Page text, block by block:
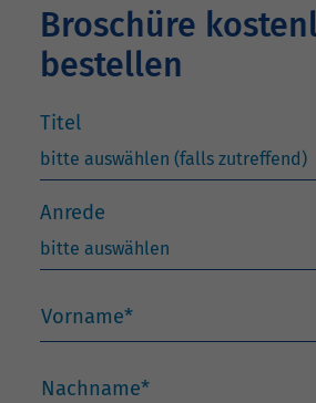
Broschüre
bestellen
Titel
Anrede
Vorname*
Nachname*